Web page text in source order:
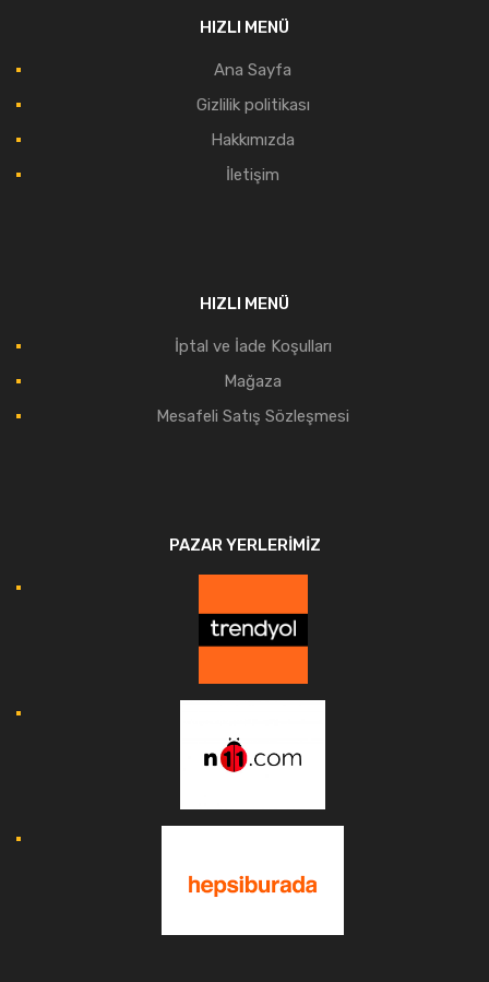
HIZLI MENÜ
Ana Sayfa
Gizlilik politikası
Hakkımızda
İletişim
HIZLI MENÜ
İptal ve İade Koşulları
Mağaza
Mesafeli Satış Sözleşmesi
PAZAR YERLERIMIZ